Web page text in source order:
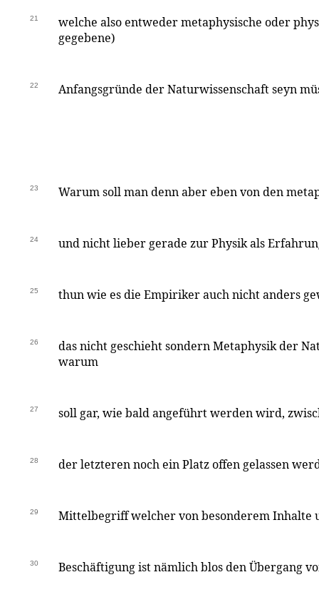
21
welche also entweder metaphysische oder
gegebene)
22 Anfangsgründe der Naturwissenschaft seyn
23 Warum soll man denn aber eben von den
24 und nicht lieber gerade zur Physik als
25 thun wie es die Empiriker auch nicht anders
26
das nicht geschieht sondern Metaphysik der
warum
27 soll gar, wie bald angeführt werden wird,
28 der letzteren noch ein Platz offen gelassen
29 Mittelbegriff welcher von besonderem Inhalte
30 Beschäftigung ist nämlich blos den Übergang